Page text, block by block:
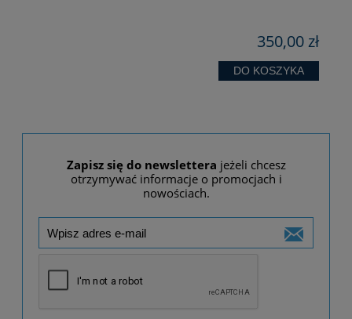
350,00 zł
DO KOSZYKA
Zapisz się do newslettera jeżeli chcesz
otrzymywać informacje o promocjach i
nowościach.